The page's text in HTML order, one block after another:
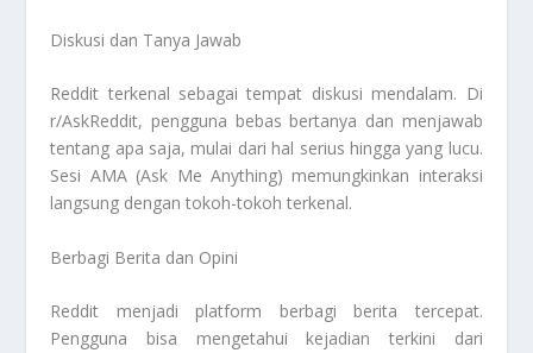
Diskusi dan Tanya Jawab
Reddit terkenal sebagai tempat diskusi mendalam. Di
r/AskReddit, pengguna bebas bertanya dan menjawab
tentang apa saja, mulai dari hal serius hingga yang lucu.
Sesi AMA (Ask Me Anything) memungkinkan interaksi
langsung dengan tokoh-tokoh terkenal.
Berbagi Berita dan Opini
Reddit menjadi platform berbagi berita tercepat.
Pengguna bisa mengetahui kejadian terkini dari